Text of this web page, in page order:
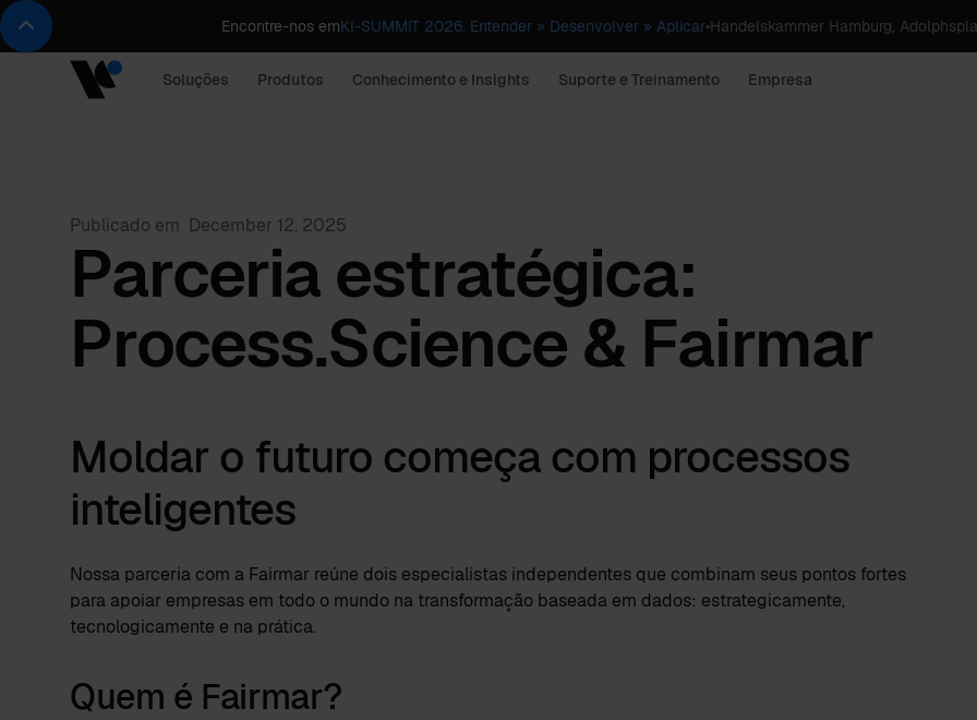
Encontre-nos emKI-SUMMIT 2026. Entender » Desenvolver » Aplicar•Handelskammer Hamburg,
Soluções Produtos Conhecimento e Insights Suporte e Treinamento Empresa
Publicado em December 12, 2025
Parceria estratégica:
Process.Science & Fairmar
Moldar o futuro começa com processos
inteligentes
Nossa parceria com a Fairmar reúne dois especialistas independentes que combinam seus pontos fortes
para apoiar empresas em todo o mundo na transformação baseada em dados: estrategicamente,
tecnologicamente e na prática.
Quem é Fairmar?